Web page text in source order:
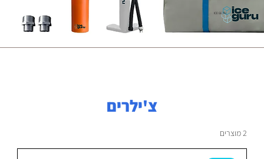
ICE GURU
צ'ילרים
2 מוצרים